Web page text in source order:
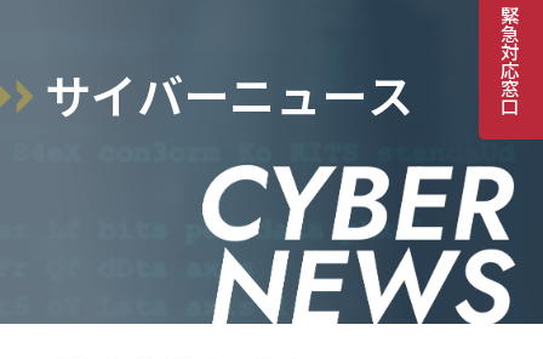
緊
急
対
応
窓
口
サイバーニュース